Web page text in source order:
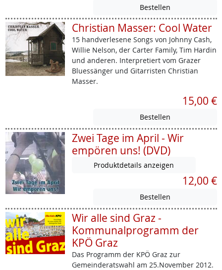
Christian Masser: Cool Water
15 handverlesene Songs von Johnny Cash,
Willie Nelson, der Carter Family, Tim Hardin
und anderen. Interpretiert vom Grazer
Bluessänger und Gitarristen Christian
Masser.
15,00 €
Zwei Tage im April - Wir
empören uns! (DVD)
Produktdetails anzeigen
12,00 €
Wir alle sind Graz -
Kommunalprogramm der
KPÖ Graz
Das Programm der KPÖ Graz zur
Gemeinderatswahl am 25.November 2012.